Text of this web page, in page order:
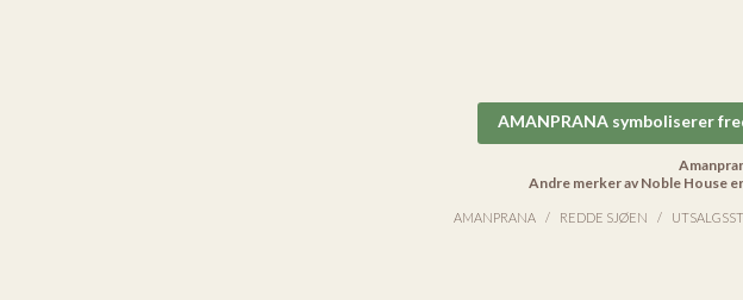
AMANPRANA symboliserer
Andre merker av Noble House
AMANPRANA REDDE SJØEN